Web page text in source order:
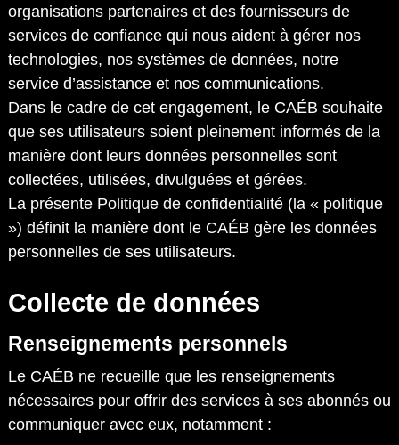
organisations partenaires et des fournisseurs de
services de confiance qui nous aident à gérer nos
technologies, nos systèmes de données, notre
service d’assistance et nos communications.
Dans le cadre de cet engagement, le CAÉB souhaite
que ses utilisateurs soient pleinement informés de la
manière dont leurs données personnelles sont
collectées, utilisées, divulguées et gérées.
La présente Politique de confidentialité (la « politique
») définit la manière dont le CAÉB gère les données
personnelles de ses utilisateurs.
Collecte de données
Renseignements personnels
Le CAÉB ne recueille que les renseignements
nécessaires pour offrir des services à ses abonnés ou
communiquer avec eux, notamment :